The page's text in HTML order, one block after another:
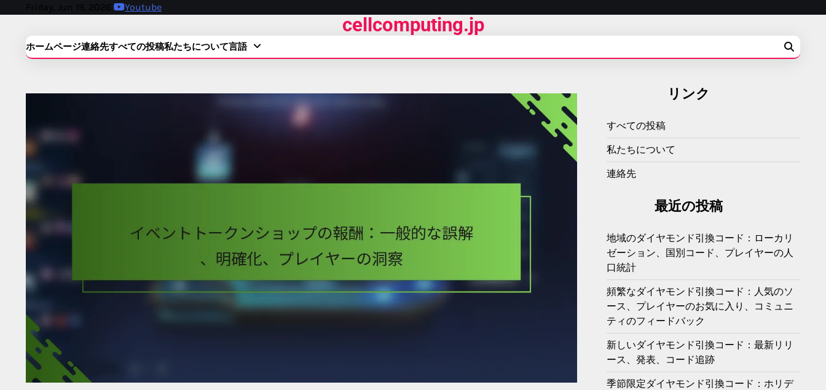
Friday, Jun 19, 2026 Youtube
cellcomputing.jp
ホームページ連絡先すべての投稿私たちについて言語
リンク
すべての投稿
私たちについて
連絡先
最近の投稿
地域のダイヤモンド引換コード：ローカリ
ゼーション、国別コード、プレイヤーの人
口統計
頻繁なダイヤモンド引換コード：人気のソ
ース、プレイヤーのお気に入り、コミュニ
ティのフィードバック
新しいダイヤモンド引換コード：最新リリ
ース、発表、コード追跡
季節限定ダイヤモンド引換コード：ホリデ